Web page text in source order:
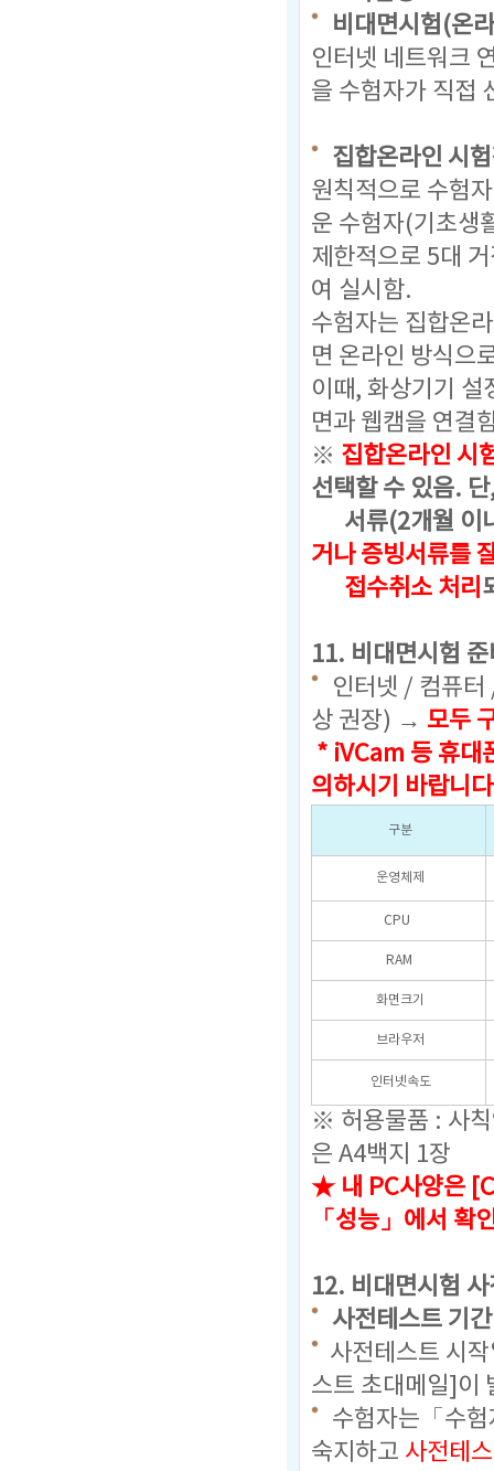
비대면시험(온
인터넷 네트워크
을 수험자가 직접
집합온라인 시
원칙적으로 수험
운 수험자(기초생
제한적으로 5대
여 실시함.
수험자는 집합온
면 온라인 방식으
이때, 화상기기 설
면과 웹캠을 연결
※ 집합온라인 시
선택할 수 있음.
서류(2개월 이
거나 증빙서류를
접수취소 처리
11. 비대면시험
인터넷 / 컴퓨
상 권장) → 모두
* iVCam 등 휴대
의하시기 바랍니
구분
운영체제
CPU
RAM
화면크기
브라우저
인터넷속도
※ 허용물품 : 사칙
은 A4백지 1장
★ 내 PC사양은
「성능」에서 확
12. 비대면시험
사전테스트 기
사전테스트 시
스트 초대메일]이
수험자는「수
숙지하고 사전테